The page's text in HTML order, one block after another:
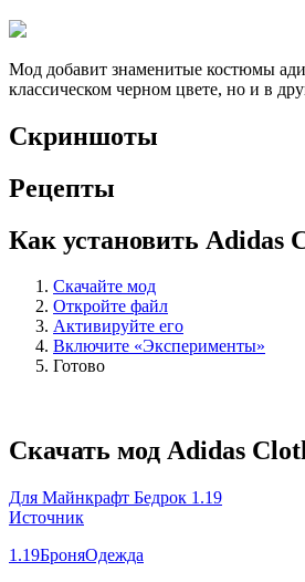
Мод добавит знаменитые костюмы
классическом черном цвете, но и в
Скриншоты
Рецепты
Как установить Adidas
Скачайте мод
Откройте файл
Активируйте его
Включите «Эксперименты»
Готово
Скачать мод Adidas
Для Майнкрафт Бедрок 1.19
Источник
1.19БроняОдежда